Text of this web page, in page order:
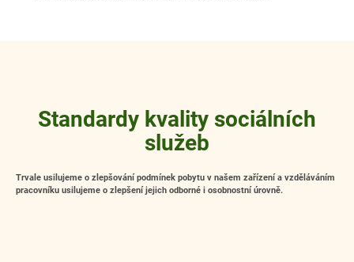
Standardy kvality sociálních
služeb
Trvale usilujeme o zlepšování podmínek pobytu v našem zařízení a vzděláváním
pracovníku usilujeme o zlepšení jejich odborné i osobnostní úrovně.